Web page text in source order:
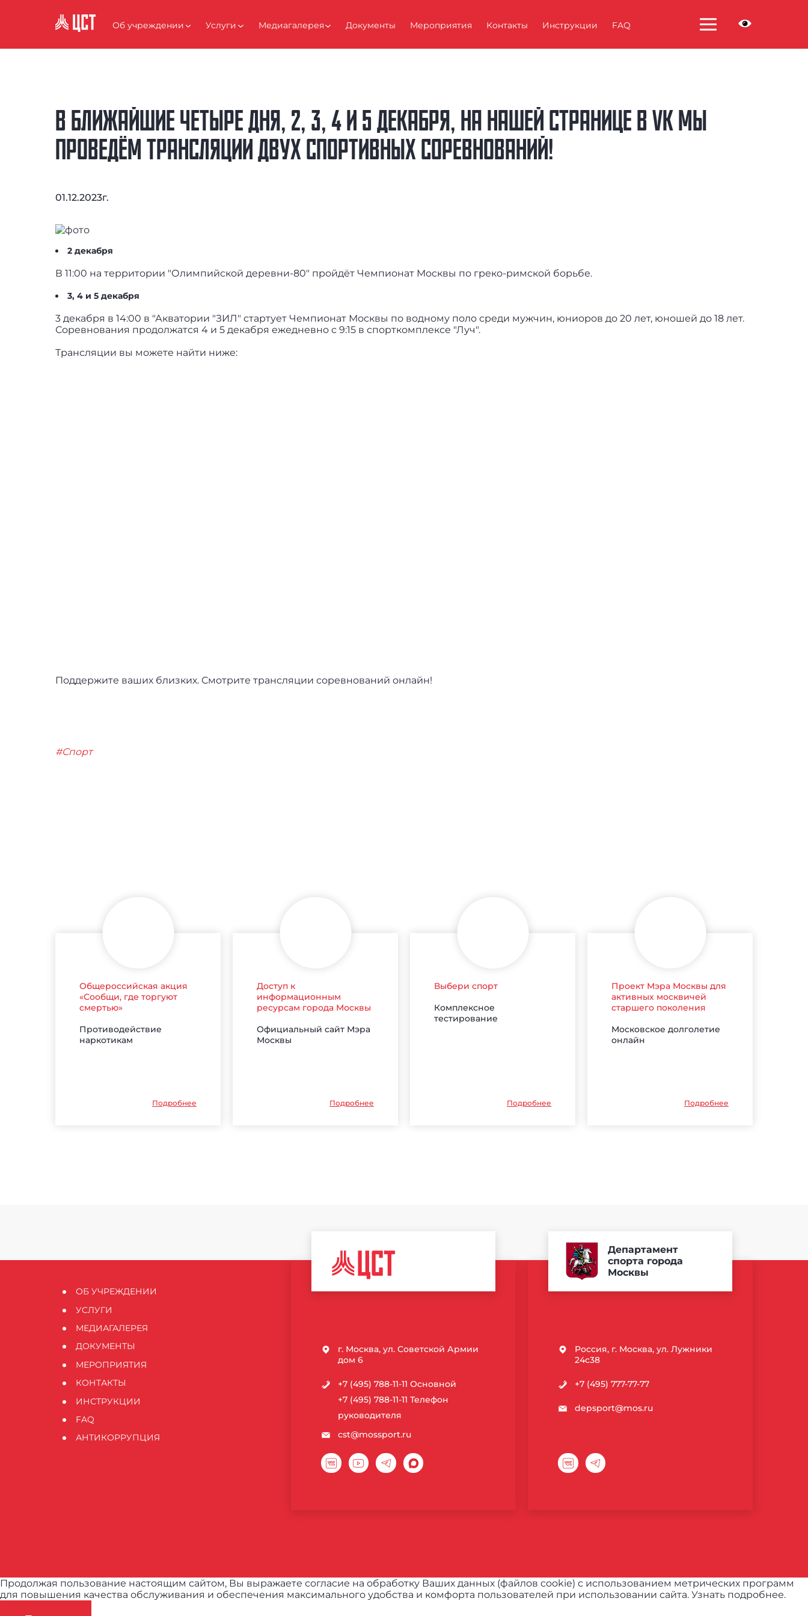
Об учреждении Услуги Медиагалерея Документы Мероприятия Контакты Инструкции FAQ
В БЛИЖАЙШИЕ ЧЕТЫРЕ ДНЯ, 2, 3, 4 И 5 ДЕКАБРЯ, НА НАШЕЙ СТРАНИЦЕ В VK МЫ
ПРОВЕДЁМ ТРАНСЛЯЦИИ ДВУХ СПОРТИВНЫХ СОРЕВНОВАНИЙ!
01.12.2023г.
2 декабря
В 11:00 на территории "Олимпийской деревни-80" пройдёт Чемпионат Москвы по греко-римской борьбе.
3, 4 и 5 декабря
3 декабря в 14:00 в "Акватории "ЗИЛ" стартует Чемпионат Москвы по водному поло среди мужчин, юниоров до 20 лет, юношей до 18 лет.
Соревнования продолжатся 4 и 5 декабря ежедневно с 9:15 в спорткомплексе "Луч".
Трансляции вы можете найти ниже:
Поддержите ваших близких. Смотрите трансляции соревнований онлайн!
#Спорт
Общероссийская акция
«Сообщи, где торгуют
смертью»
Противодействие
наркотикам
Подробнее
Доступ к
информационным
ресурсам города Москвы
Официальный сайт Мэра
Москвы
Подробнее
Выбери спорт
Комплексное
тестирование
Подробнее
Проект Мэра Москвы для
активных москвичей
старшего поколения
Московское долголетие
онлайн
Подробнее
ОБ УЧРЕЖДЕНИИ
УСЛУГИ
МЕДИАГАЛЕРЕЯ
ДОКУМЕНТЫ
МЕРОПРИЯТИЯ
КОНТАКТЫ
ИНСТРУКЦИИ
FAQ
АНТИКОРРУПЦИЯ
ЦЕНТР
СПОРТИВНЫХ
г. Москва, ул. Советской Армии
дом 6
+7 (495) 788-11-11 Основной
+7 (495) 788-11-11 Телефон
руководителя
cst@mossport.ru
Департамент
спорта города
Москвы
Россия, г. Москва, ул. Лужники
24с38
+7 (495) 777-77-77
depsport@mos.ru
Продолжая пользование настоящим сайтом, Вы выражаете согласие на обработку Ваших данных (файлов cookie) с использованием метрических программ
для повышения качества обслуживания и обеспечения максимального удобства и комфорта пользователей при использовании сайта. Узнать подробнее.